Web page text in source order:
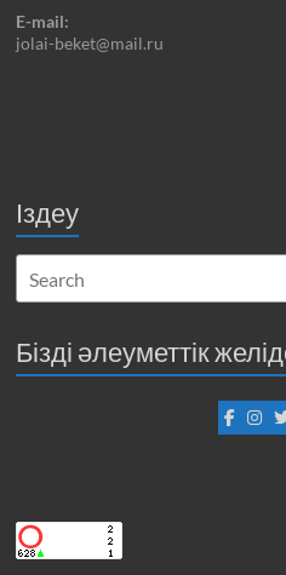
E-mail:
jolai-beket@mail.ru
Іздеу
Бізді әлеуметтік